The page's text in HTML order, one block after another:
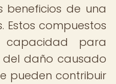
de una
Estos compuestos
para
del daño causado
pueden contribuir